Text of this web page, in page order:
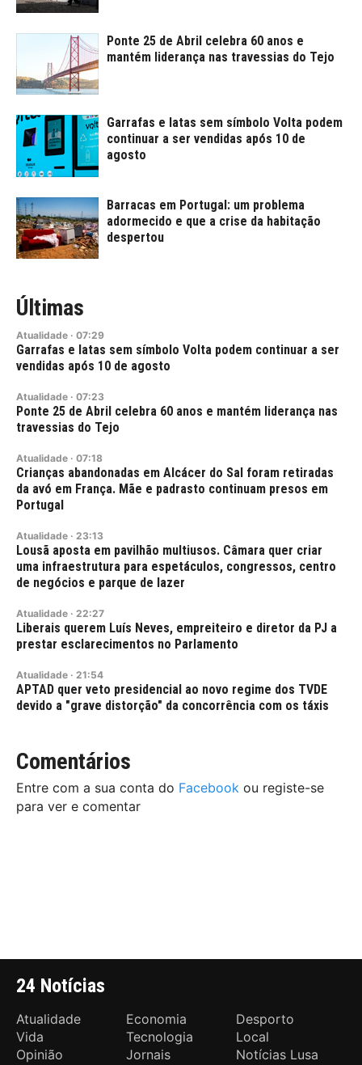
Ponte 25 de Abril celebra 60 anos e
mantém liderança nas travessias do Tejo
Garrafas e latas sem símbolo Volta podem
continuar a ser vendidas após 10 de
agosto
Barracas em Portugal: um problema
adormecido e que a crise da habitação
despertou
Últimas
Atualidade · 07:29
Garrafas e latas sem símbolo Volta podem continuar a ser
vendidas após 10 de agosto
Atualidade · 07:23
Ponte 25 de Abril celebra 60 anos e mantém liderança nas
travessias do Tejo
Atualidade · 07:18
Crianças abandonadas em Alcácer do Sal foram retiradas
da avó em França. Mãe e padrasto continuam presos em
Portugal
Atualidade · 23:13
Lousã aposta em pavilhão multiusos. Câmara quer criar
uma infraestrutura para espetáculos, congressos, centro
de negócios e parque de lazer
Atualidade · 22:27
Liberais querem Luís Neves, empreiteiro e diretor da PJ a
prestar esclarecimentos no Parlamento
Atualidade · 21:54
APTAD quer veto presidencial ao novo regime dos TVDE
devido a "grave distorção" da concorrência com os táxis
Comentários
Entre com a sua conta do Facebook ou registe-se
para ver e comentar
24 Notícias
Atualidade Economia
Desporto
Vida
Tecnologia
Local
Opinião
Jornais Notícias Lusa